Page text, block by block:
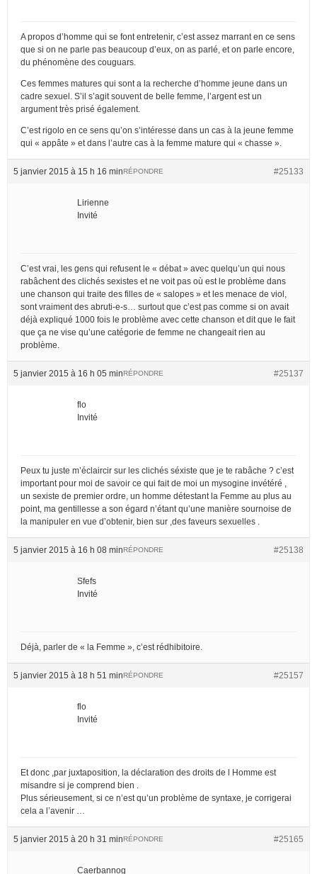
A propos d’homme qui se font entretenir, c’est assez marrant en ce sens
que si on ne parle pas beaucoup d’eux, on as parlé, et on parle encore,
du phénomène des couguars.
Ces femmes matures qui sont a la recherche d’homme jeune dans un
cadre sexuel. S’il s’agit souvent de belle femme, l’argent est un
argument très prisé également.
C’est rigolo en ce sens qu’on s’intéresse dans un cas à la jeune femme
qui « appâte » et dans l’autre cas à la femme mature qui « chasse ».
5 janvier 2015 à 15 h 16 min #25133
RÉPONDRE
Lirienne
Invité
C’est vrai, les gens qui refusent le « débat » avec quelqu’un qui nous
rabâchent des clichés sexistes et ne voit pas où est le problème dans
une chanson qui traite des filles de « salopes » et les menace de viol,
sont vraiment des abruti-e-s… surtout que c’est pas comme si on avait
déjà expliqué 1000 fois le problème avec cette chanson et dit que le fait
que ça ne vise qu’une catégorie de femme ne changeait rien au
problème.
5 janvier 2015 à 16 h 05 min #25137
RÉPONDRE
flo
Invité
Peux tu juste m’éclaircir sur les clichés séxiste que je te rabâche ? c’est
important pour moi de savoir ce qui fait de moi un mysogine invétéré ,
un sexiste de premier ordre, un homme détestant la Femme au plus au
point, ma gentillesse a son égard n’étant qu’une manière sournoise de
la manipuler en vue d’obtenir, bien sur ,des faveurs sexuelles .
5 janvier 2015 à 16 h 08 min #25138
RÉPONDRE
Sfefs
Invité
Déjà, parler de « la Femme », c’est rédhibitoire.
5 janvier 2015 à 18 h 51 min #25157
RÉPONDRE
flo
Invité
Et donc ,par juxtaposition, la déclaration des droits de l Homme est
misandre si je comprend bien .
Plus sérieusement, si ce n’est qu’un problème de syntaxe, je corrigerai
cela a l’avenir …
5 janvier 2015 à 20 h 31 min #25165
RÉPONDRE
Caerbannog